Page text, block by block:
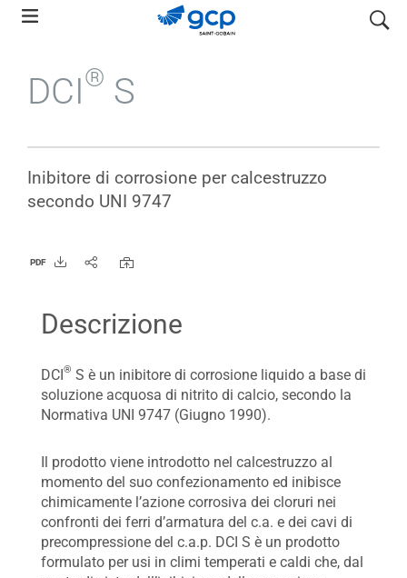
Skip
navigation
search
DCI® S
Inibitore di corrosione per calcestruzzo
secondo UNI 9747
PDF
Descrizione
DCI® S è un inibitore di corrosione liquido a base di
soluzione acquosa di nitrito di calcio, secondo la
Normativa UNI 9747 (Giugno 1990).
Il prodotto viene introdotto nel calcestruzzo al
momento del suo confezionamento ed inibisce
chimicamente l’azione corrosiva dei cloruri nei
confronti dei ferri d’armatura del c.a. e dei cavi di
precompressione del c.a.p. DCI S è un prodotto
formulato per usi in climi temperati e caldi che, dal